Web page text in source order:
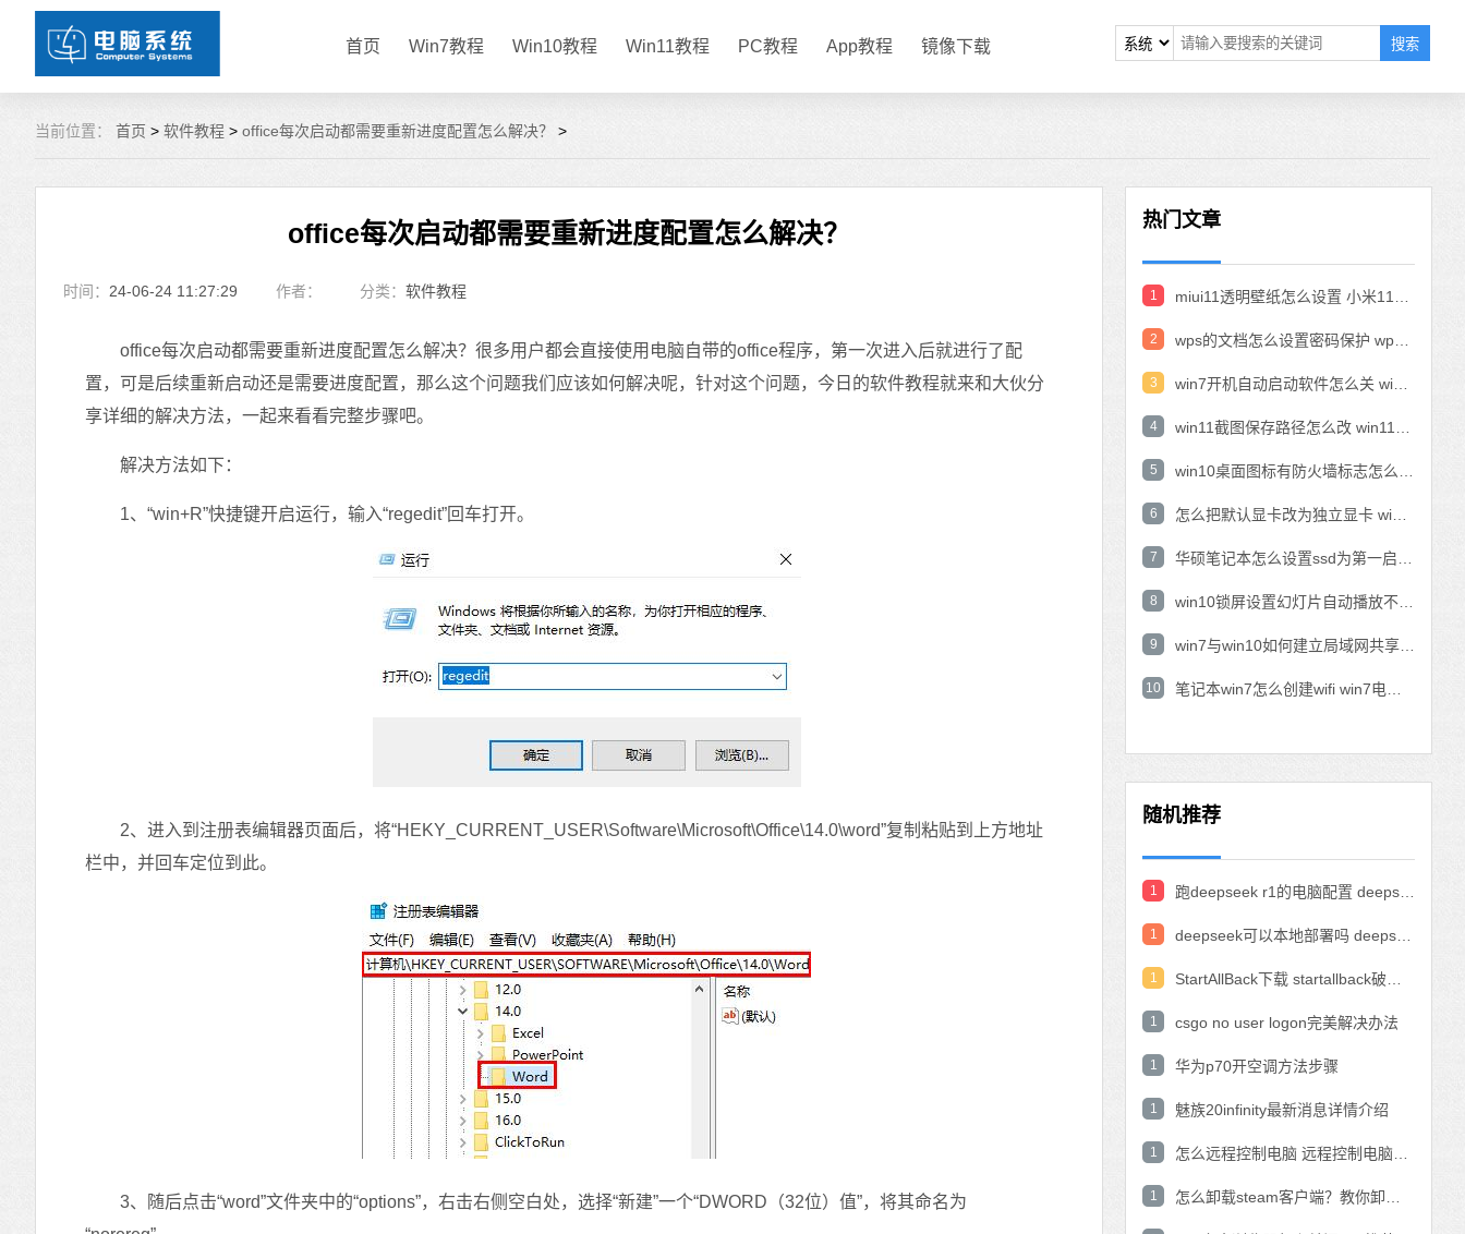
首页 Win7教程 Win10教程 Win11教程 PC教程 App教程 镜像下载 搜索
当前位置： 首页 > 软件教程 > office每次启动都需要重新进度配置怎么解决？ >
office每次启动都需要重新进度配置怎么解决？
时间： 24-06-24 11:27:29 作者： 分类： 软件教程
office每次启动都需要重新进度配置怎么解决？很多用户都会直接使用电脑自带的office程序，第一次进入后就进行了配
置，可是后续重新启动还是需要进度配置，那么这个问题我们应该如何解决呢，针对这个问题，今日的软件教程就来和大伙分
享详细的解决方法，一起来看看完整步骤吧。
解决方法如下：
1、“win+R”快捷键开启运行，输入“regedit”回车打开。
2、进入到注册表编辑器页面后，将“HEKY_CURRENT_USER\Software\Microsoft\Office\14.0\word”复制粘贴到上方地址
栏中，并回车定位到此。
3、随后点击“word”文件夹中的“options”，右击右侧空白处，选择“新建”一个“DWORD（32位）值”，将其命名为
热门文章
1
2
3
4
5
6
7
8
9
10
随机推荐
1
1
1
1 csgo no user logon完美解决办法
1 华为p70开空调方法步骤
1 魅族20infinity最新消息详情介绍
1
1